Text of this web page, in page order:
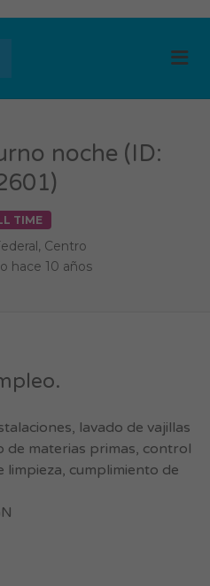
noche (ID:
TIME
, Centro
hace 10 años
lavado de vajillas
de materias primas, control
cumplimiento de